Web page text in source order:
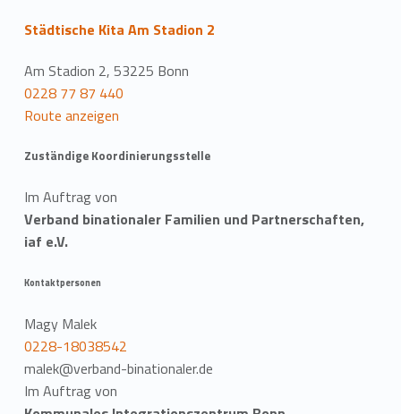
Städtische Kita Am Stadion 2
Am Stadion 2, 53225 Bonn
0228 77 87 440
Route anzeigen
Zuständige Koordinierungsstelle
Im Auftrag von
Verband binationaler Familien und Partnerschaften,
iaf e.V.
Kontaktpersonen
Magy Malek
0228-18038542
malek@verband-binationaler.de
Im Auftrag von